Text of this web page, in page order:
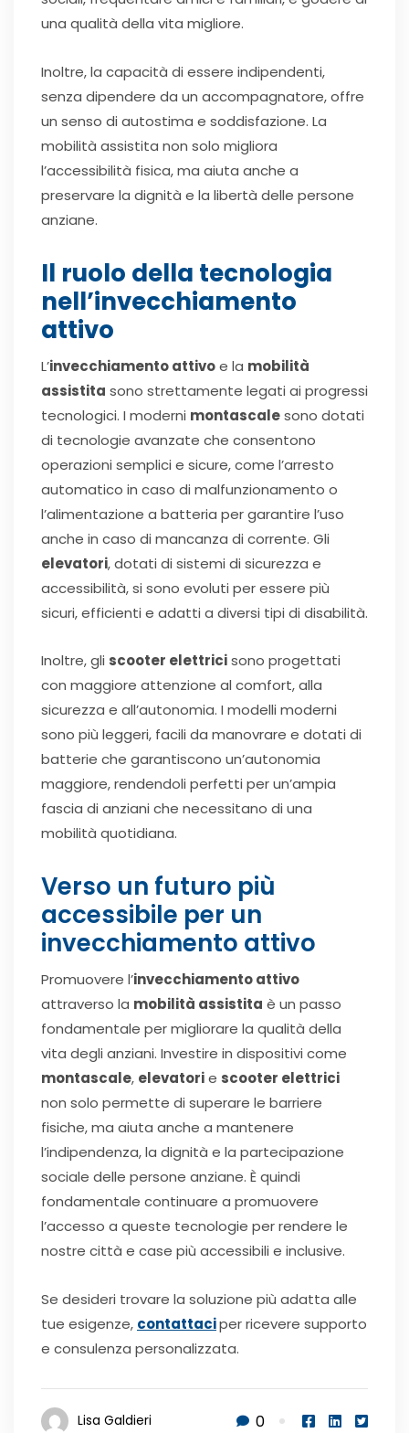
una qualità della vita migliore.
Inoltre, la capacità di essere indipendenti,
senza dipendere da un accompagnatore, offre
un senso di autostima e soddisfazione. La
mobilità assistita non solo migliora
l’accessibilità fisica, ma aiuta anche a
preservare la dignità e la libertà delle persone
anziane.
Il ruolo della tecnologia
nell’invecchiamento
attivo
L’invecchiamento attivoe la mobilità
assistita sono strettamente legati ai progressi
tecnologici. I moderni montascalesono dotati
di tecnologie avanzate che consentono
operazioni semplici e sicure, come l’arresto
automatico in caso di malfunzionamento o
l’alimentazione a batteria per garantire l’uso
anche in caso di mancanza di corrente. Gli
elevatori, dotati di sistemi di sicurezza e
accessibilità, si sono evoluti per essere più
sicuri, efficienti e adatti a diversi tipi di disabilità.
Inoltre, gli scooter elettricisono progettati
con maggiore attenzione al comfort, alla
sicurezza e all’autonomia. I modelli moderni
sono più leggeri, facili da manovrare e dotati di
batterie che garantiscono un’autonomia
maggiore, rendendoli perfetti per un’ampia
fascia di anziani che necessitano di una
mobilità quotidiana.
Verso un futuro più
accessibile per un
invecchiamento attivo
Promuovere l’invecchiamento attivo
attraverso la mobilità assistita è un passo
fondamentale per migliorare la qualità della
vita degli anziani. Investire in dispositivi come
montascale, elevatorie scooter elettrici
non solo permette di superare le barriere
fisiche, ma aiuta anche a mantenere
l’indipendenza, la dignità e la partecipazione
sociale delle persone anziane. È quindi
fondamentale continuare a promuovere
l’accesso a queste tecnologie per rendere le
nostre città e case più accessibili e inclusive.
Se desideri trovare la soluzione più adatta alle
tue esigenze, contattaciper ricevere supporto
e consulenza personalizzata.
Lisa Galdieri 0